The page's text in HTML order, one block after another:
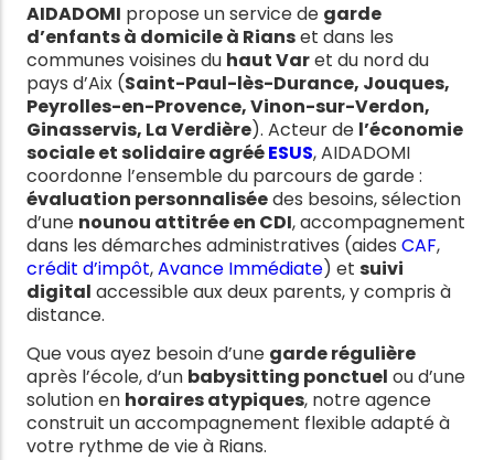
AIDADOMI propose un service de garde
d’enfants à domicile à Rianset dans les
communes voisines du haut Varet du nord du
pays d’Aix (Saint-Paul-lès-Durance, Jouques,
Peyrolles-en-Provence, Vinon-sur-Verdon,
Ginasservis, La Verdière). Acteur de l’économie
sociale et solidaire agrééESUS, AIDADOMI
coordonne l’ensemble du parcours de garde :
évaluation personnaliséedes besoins, sélection
d’une nounou attitrée en CDI, accompagnement
dans les démarches administratives (aides CAF,
crédit d’impôt,Avance Immédiate) et suivi
digital accessible aux deux parents, y compris à
distance.
Que vous ayez besoin d’une garde régulière
après l’école, d’un babysitting ponctuel ou d’une
solution en horaires atypiques, notre agence
construit un accompagnement flexible adapté à
votre rythme de vie à Rians.